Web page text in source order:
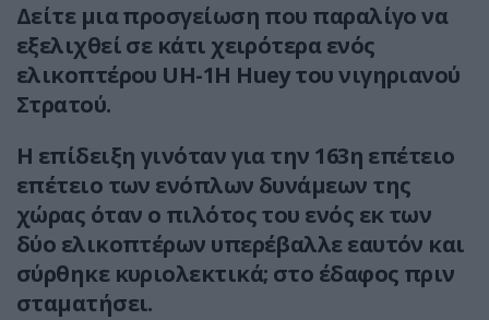
Δείτε μια προσγείωση που παραλίγο να
εξελιχθεί σε κάτι χειρότερα ενός
ελικοπτέρου UH-1H Huey του νιγηριανού
Στρατού.
Η επίδειξη γινόταν για την 163η επέτειο
επέτειο των ενόπλων δυνάμεων της
χώρας όταν ο πιλότος του ενός εκ των
δύο ελικοπτέρων υπερέβαλλε εαυτόν και
σύρθηκε κυριολεκτικά; στο έδαφος πριν
σταματήσει.